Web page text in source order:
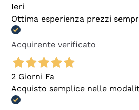
Ieri
Ottima esperienza prezzi
Acquirente verificato
2 Giorni Fa
Acquisto semplice nelle